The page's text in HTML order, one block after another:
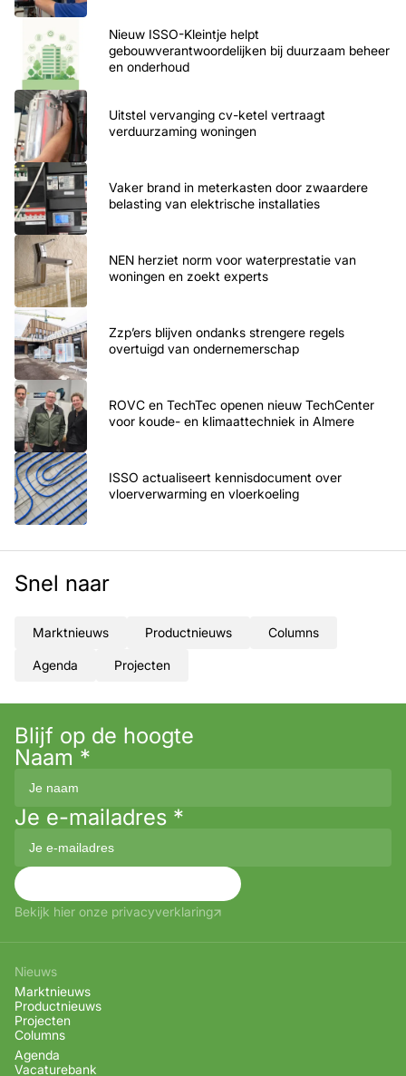
Nieuw ISSO-Kleintje helpt
gebouwverantwoordelijken bij duurzaam beheer
en onderhoud
Uitstel vervanging cv-ketel vertraagt
verduurzaming woningen
Vaker brand in meterkasten door zwaardere
belasting van elektrische installaties
NEN herziet norm voor waterprestatie van
woningen en zoekt experts
Zzp’ers blijven ondanks strengere regels
overtuigd van ondernemerschap
ROVC en TechTec openen nieuw TechCenter
voor koude- en klimaattechniek in Almere
ISSO actualiseert kennisdocument over
vloerverwarming en vloerkoeling
Snel naar
Marktnieuws Productnieuws Columns
Agenda Projecten
Blijf op de hoogte
Naam *
Je e-mailadres *
Bekijk hier onze privacyverklaring
Nieuws
Marktnieuws
Productnieuws
Projecten
Columns
Agenda
Vacaturebank